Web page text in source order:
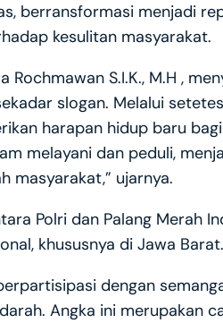
berransformasi menjadi
kesulitan masyarakat.
Rochmawan S.I.K., M.H ,
slogan. Melalui
harapan hidup baru
melayani dan peduli,
masyarakat,” ujarnya.
Polri dan Palang Merah
khususnya di Jawa Barat.
dengan
Angka ini merupakan